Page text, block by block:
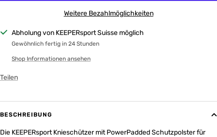
Weitere Bezahlmöglichkeiten
Abholung von KEEPERsport Suisse möglich
Gewöhnlich fertig in 24 Stunden
Shop Informationen ansehen
Teilen
BESCHREIBUNG
Die KEEPERsport Knieschützer mit PowerPadded Schutzpolster für